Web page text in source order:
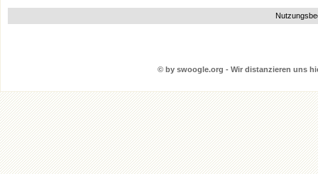
© by swoogle.org - Wir distanzieren uns